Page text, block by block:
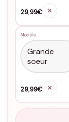
29,99€ ✕
Modèle
29,99€ ✕